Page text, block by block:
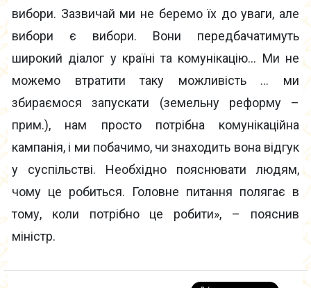
вибори. Зазвичай ми не беремо їх до уваги, але
вибори є вибори. Вони передбачатимуть
широкий діалог у країні та комунікацію… Ми не
можемо втратити таку можливість … ми
збираємося запускати (земельну реформу –
прим.), нам просто потрібна комунікаційна
кампанія, і ми побачимо, чи знаходить вона відгук
у суспільстві. Необхідно пояснювати людям,
чому це робиться. Головне питання полягає в
тому, коли потрібно це робити», – пояснив
міністр.